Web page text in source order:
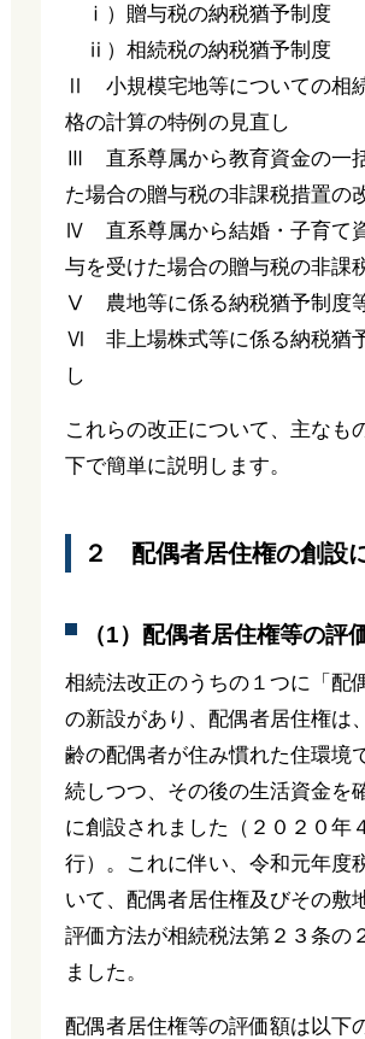
ⅰ）贈与税の納税猶予制度
ⅱ）相続税の納税猶予制度
Ⅱ 小規模宅地等についての相
格の計算の特例の見直し
Ⅲ 直系尊属から教育資金の一
た場合の贈与税の非課税措置の
Ⅳ 直系尊属から結婚・子育て
与を受けた場合の贈与税の非課
Ⅴ 農地等に係る納税猶予制度
Ⅵ 非上場株式等に係る納税猶
し
これらの改正について、主なも
下で簡単に説明します。
２ 配偶者居住権の創設
（1）配偶者居住権等の評
相続法改正のうちの１つに「配
の新設があり、配偶者居住権は
齢の配偶者が住み慣れた住環境
続しつつ、その後の生活資金を
に創設されました（２０２０年
行）。これに伴い、令和元年度
いて、配偶者居住権及びその敷
評価方法が相続税法第２３条の
ました。
配偶者居住権等の評価額は以下